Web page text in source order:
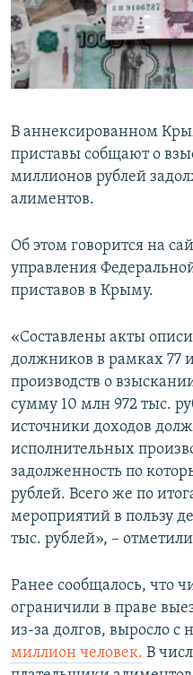
ПОБЕДИТЕЛЕЙ НЕ СУДЯТ?
КРЫМ.НЕПОКОРЕННЫЙ
ELIFBE
ПРИСОЕДИНЯЙТЕСЬ!
Все сайты RFE/RL
В аннексированном
приставы собщают о
миллионов рублей
алиментов.
Об этом говорится на
управления
приставов в Крыму.
«Составлены акты
должников в рамках 77
производств о
сумму 10 млн 972 тыс.
источники доходов
исполнительных
задолженность по
рублей. Всего же по
мероприятий в пользу
тыс. рублей», –
Ранее сообщалось, что
ограничили в праве
из-за долгов, выросло с
миллион человек. В